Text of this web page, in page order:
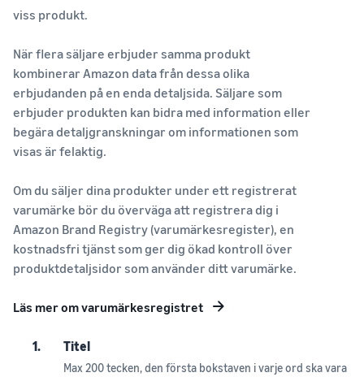
viss produkt.
När flera säljare erbjuder samma produkt
kombinerar Amazon data från dessa olika
erbjudanden på en enda detaljsida. Säljare som
erbjuder produkten kan bidra med information eller
begära detaljgranskningar om informationen som
visas är felaktig.
Om du säljer dina produkter under ett registrerat
varumärke bör du överväga att registrera dig i
Amazon Brand Registry (varumärkesregister), en
kostnadsfri tjänst som ger dig ökad kontroll över
produktdetaljsidor som använder ditt varumärke.
Läs mer om varumärkesregistret
1. Titel
Max 200 tecken, den första bokstaven i varje ord ska vara